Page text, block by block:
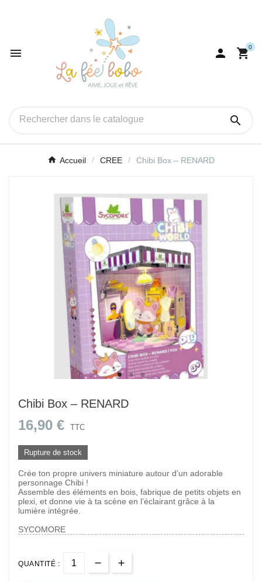
  0

Accueil CREE Chibi Box – RENARD
Chibi Box – RENARD
16,90 € TTC
Rupture de stock
Crée ton propre univers miniature autour d’un adorable
personnage Chibi !
Assemble des éléments en bois, fabrique de petits objets en
plexi, et donne vie à ta scène en l’éclairant grâce à la
lumière intégrée.
SYCOMORE
QUANTITÉ :